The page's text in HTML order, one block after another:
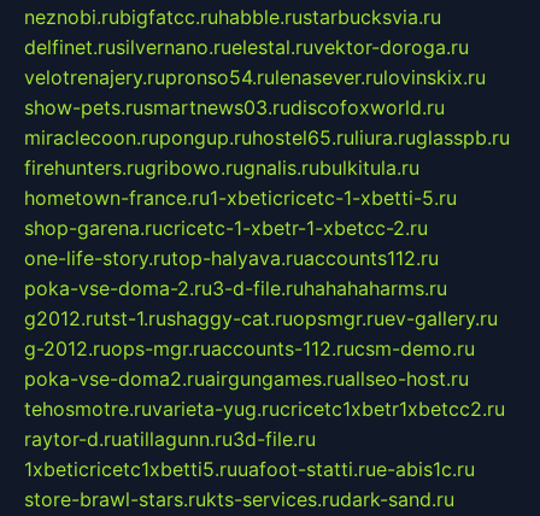
neznobi.rubigfatcc.ruhabble.rustarbucksvia.ru
delfinet.rusilvernano.ruelestal.ruvektor-doroga.ru
velotrenajery.rupronso54.rulenasever.rulovinskix.ru
show-pets.rusmartnews03.rudiscofoxworld.ru
miraclecoon.rupongup.ruhostel65.ruliura.ruglasspb.ru
firehunters.rugribowo.rugnalis.rubulkitula.ru
hometown-france.ru1-xbeticricetc-1-xbetti-5.ru
shop-garena.rucricetc-1-xbetr-1-xbetcc-2.ru
one-life-story.rutop-halyava.ruaccounts112.ru
poka-vse-doma-2.ru3-d-file.ruhahahaharms.ru
g2012.rutst-1.rushaggy-cat.ruopsmgr.ruev-gallery.ru
g-2012.ruops-mgr.ruaccounts-112.rucsm-demo.ru
poka-vse-doma2.ruairgungames.ruallseo-host.ru
tehosmotre.ruvarieta-yug.rucricetc1xbetr1xbetcc2.ru
raytor-d.ruatillagunn.ru3d-file.ru
1xbeticricetc1xbetti5.ruuafoot-statti.rue-abis1c.ru
store-brawl-stars.rukts-services.rudark-sand.ru